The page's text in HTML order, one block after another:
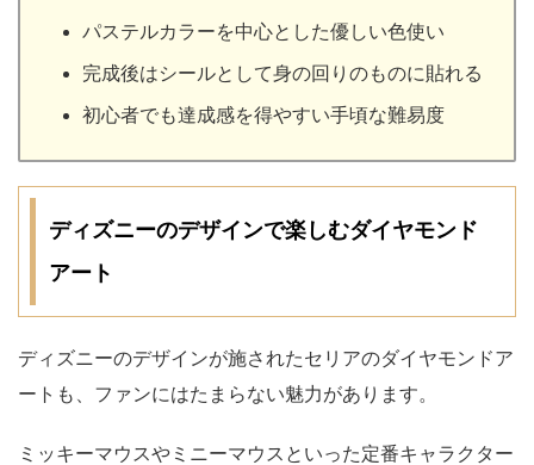
パステルカラーを中心とした優しい色使い
完成後はシールとして身の回りのものに貼れる
初心者でも達成感を得やすい手頃な難易度
ディズニーのデザインで楽しむダイヤモンド
アート
ディズニーのデザインが施されたセリアのダイヤモンドア
ートも、ファンにはたまらない魅力があります。
ミッキーマウスやミニーマウスといった定番キャラクター